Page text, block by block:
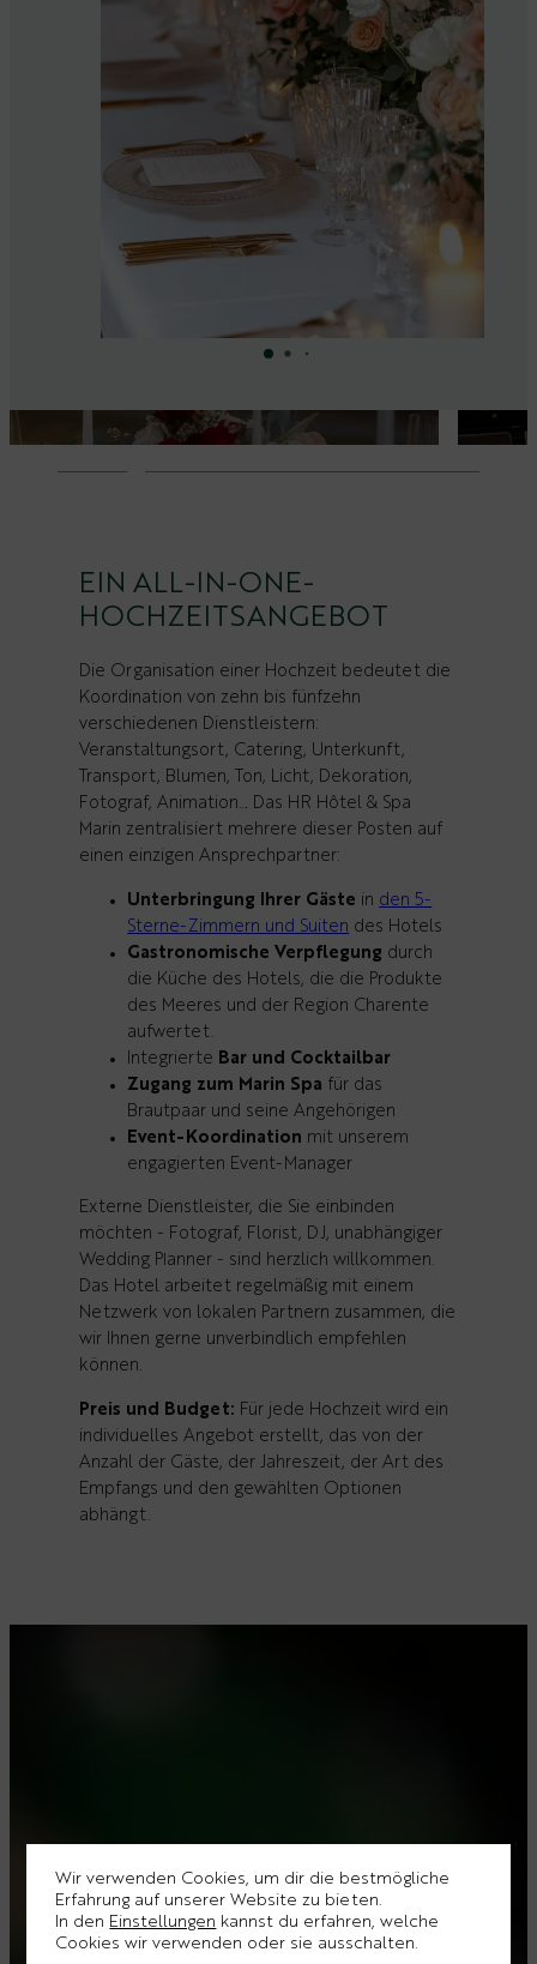
EIN ALL-IN-ONE-
HOCHZEITSANGEBOT
Die Organisation einer Hochzeit bedeutet die
Koordination von zehn bis fünfzehn
verschiedenen Dienstleistern:
Veranstaltungsort, Catering, Unterkunft,
Transport, Blumen, Ton, Licht, Dekoration,
Fotograf, Animation… Das HR Hôtel & Spa
Marin zentralisiert mehrere dieser Posten auf
einen einzigen Ansprechpartner:
Unterbringung Ihrer Gäste in den 5-
Sterne-Zimmern und Suiten des Hotels
Gastronomische Verpflegung durch
die Küche des Hotels, die die Produkte
des Meeres und der Region Charente
aufwertet.
Integrierte Bar und Cocktailbar
Zugang zum Marin Spa für das
Brautpaar und seine Angehörigen
Event-Koordination mit unserem
engagierten Event-Manager
Externe Dienstleister, die Sie einbinden
möchten - Fotograf, Florist, DJ, unabhängiger
Wedding Planner - sind herzlich willkommen.
Das Hotel arbeitet regelmäßig mit einem
Netzwerk von lokalen Partnern zusammen, die
wir Ihnen gerne unverbindlich empfehlen
können.
Preis und Budget: Für jede Hochzeit wird ein
individuelles Angebot erstellt, das von der
Anzahl der Gäste, der Jahreszeit, der Art des
Empfangs und den gewählten Optionen
abhängt.
Wir verwenden Cookies, um dir die bestmögliche
Erfahrung auf unserer Website zu bieten.
In den Einstellungen kannst du erfahren, welche
Cookies wir verwenden oder sie ausschalten.